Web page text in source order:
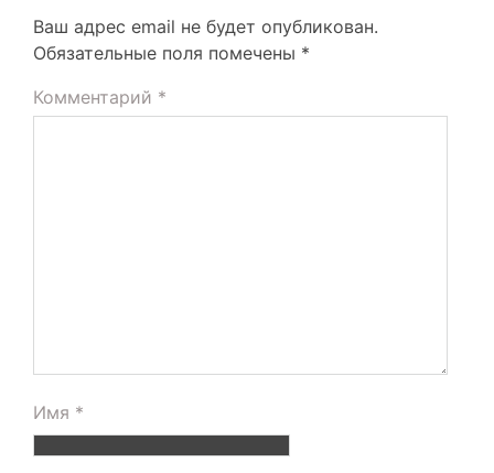
Ваш адрес email не будет опубликован.
Обязательные поля помечены *
Комментарий *
Имя *